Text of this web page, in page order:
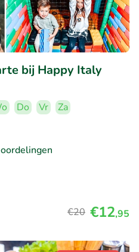
bij Happy Italy
Do Vr
Za
€20 €12,95